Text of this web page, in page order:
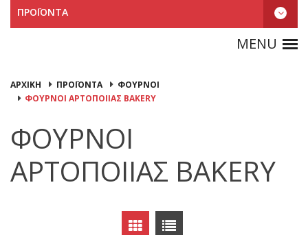
ΠΡΟΪΟΝΤΑ
ΑΡΧΙΚΉ ΠΡΟΪΟΝΤΑ
ΦΟΥΡΝΟΙ
ΦΟΥΡΝΟΙ ΑΡΤΟΠΟΙΙΑΣ BAKERY
ΦΟΥΡΝΟΙ
ΑΡΤΟΠΟΙΙΑΣ BAKERY